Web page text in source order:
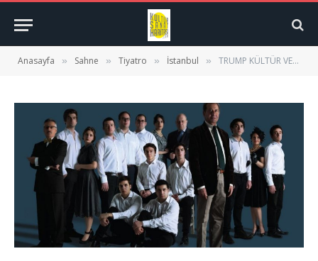
Anasayfa » Sahne » Tiyatro » İstanbul » TRUMP KÜLTÜR VE GÖSTERİ MERKEZİ